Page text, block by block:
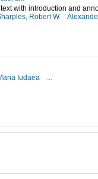
with introduction and
Robert W.
Iudaea
...